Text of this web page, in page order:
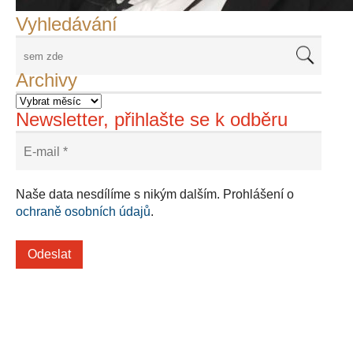
Vyhledávání
Archivy
Newsletter, přihlašte se k odběru
Naše data nesdílíme s nikým dalším. Prohlášení o
ochraně osobních údajů.